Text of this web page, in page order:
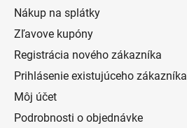
Nákup na splátky
Zľavove kupóny
Registrácia nového zákazníka
Prihlásenie existujúceho zákazníka
Môj účet
Podrobnosti o objednávke